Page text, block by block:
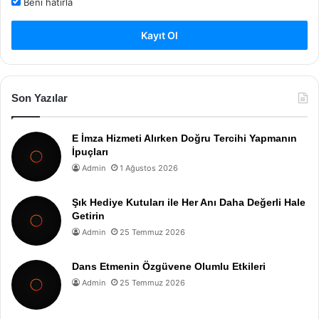
Kayıt Ol
Son Yazılar
E İmza Hizmeti Alırken Doğru Tercihi Yapmanın
İpuçları
Admin 1 Ağustos 2026
Şık Hediye Kutuları ile Her Anı Daha Değerli Hale
Getirin
Admin 25 Temmuz 2026
Dans Etmenin Özgüvene Olumlu Etkileri
Admin 25 Temmuz 2026